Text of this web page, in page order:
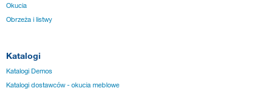
Okucia
Obrzeża i listwy
Katalogi
Katalogi Demos
Katalogi dostawców - okucia meblowe